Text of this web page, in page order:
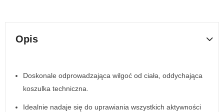
Opis
Doskonale odprowadzająca wilgoć od ciała, oddychająca
koszulka techniczna.
Idealnie nadaje się do uprawiania wszystkich aktywności